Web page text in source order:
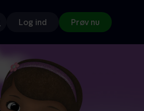
Log ind Prøv nu